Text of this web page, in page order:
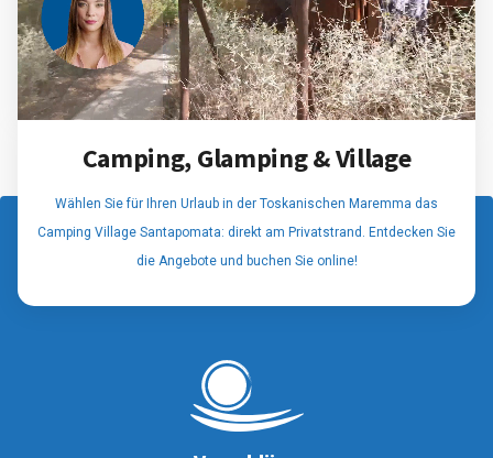
Camping, Glamping & Village
Wählen Sie für Ihren Urlaub in der Toskanischen Maremma das
Camping Village Santapomata: direkt am Privatstrand. Entdecken Sie
die Angebote und buchen Sie online!